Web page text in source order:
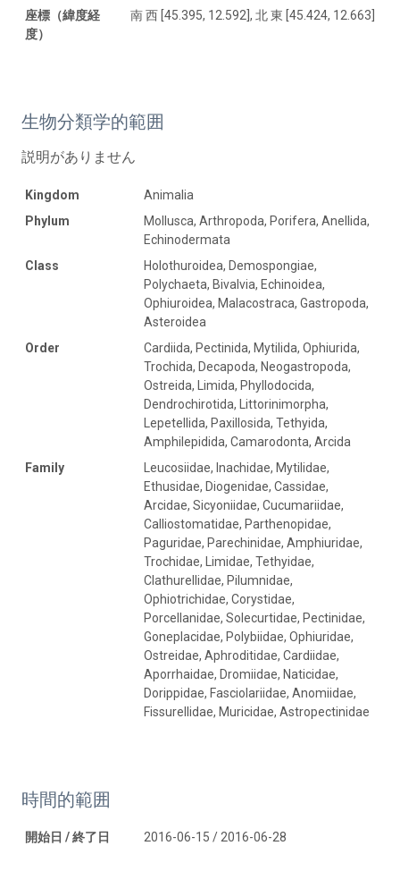
座標（緯度経
度）
南 西 [45.395, 12.592], 北 東 [45.424, 12.663]
生物分類学的範囲
説明がありません
Kingdom
Animalia
Phylum
Mollusca, Arthropoda, Porifera, Anellida,
Echinodermata
Class
Holothuroidea, Demospongiae,
Polychaeta, Bivalvia, Echinoidea,
Ophiuroidea, Malacostraca, Gastropoda,
Asteroidea
Order
Cardiida, Pectinida, Mytilida, Ophiurida,
Trochida, Decapoda, Neogastropoda,
Ostreida, Limida, Phyllodocida,
Dendrochirotida, Littorinimorpha,
Lepetellida, Paxillosida, Tethyida,
Amphilepidida, Camarodonta, Arcida
Family
Leucosiidae, Inachidae, Mytilidae,
Ethusidae, Diogenidae, Cassidae,
Arcidae, Sicyoniidae, Cucumariidae,
Calliostomatidae, Parthenopidae,
Paguridae, Parechinidae, Amphiuridae,
Trochidae, Limidae, Tethyidae,
Clathurellidae, Pilumnidae,
Ophiotrichidae, Corystidae,
Porcellanidae, Solecurtidae, Pectinidae,
Goneplacidae, Polybiidae, Ophiuridae,
Ostreidae, Aphroditidae, Cardiidae,
Aporrhaidae, Dromiidae, Naticidae,
Dorippidae, Fasciolariidae, Anomiidae,
Fissurellidae, Muricidae, Astropectinidae
時間的範囲
開始日 / 終了日 2016-06-15 / 2016-06-28